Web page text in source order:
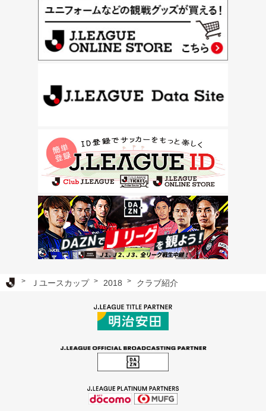
Ｊリーグ TOP
Ｊユースカップ 2018 クラブ紹介